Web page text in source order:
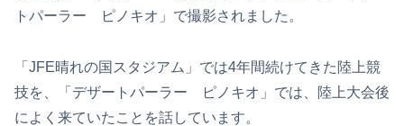
トパーラー ピノキオ」で撮影されました。
「JFE晴れの国スタジアム」では4年間続けてきた陸上競
技を、「デザートパーラー ピノキオ」では、陸上大会後
によく来ていたことを話しています。